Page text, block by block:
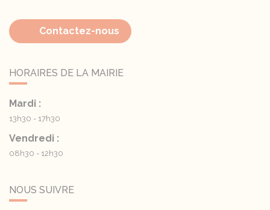
Contactez-nous
HORAIRES DE LA MAIRIE
Mardi :
13h30 - 17h30
Vendredi :
08h30 - 12h30
NOUS SUIVRE